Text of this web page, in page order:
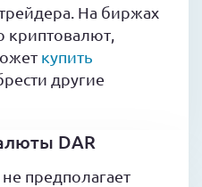
На биржах
криптовалют,
купить
другие
DAR
предполагает